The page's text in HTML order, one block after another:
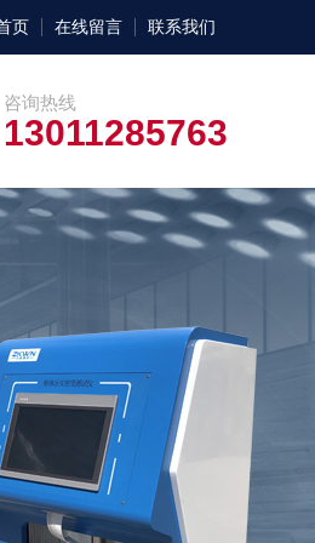
页 在线留言 联系我们
咨询热线
13011285763